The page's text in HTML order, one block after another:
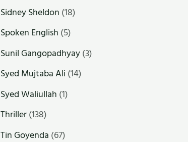
Sidney Sheldon (18)
Spoken English (5)
Sunil Gangopadhyay(3)
Syed Mujtaba Ali (14)
Syed Waliullah (1)
Thriller(138)
Tin Goyenda (67)